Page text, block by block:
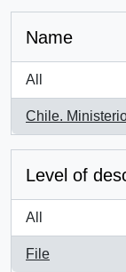
Name
All
Chile.
, 1 results
Level of
All
File
, 1 results